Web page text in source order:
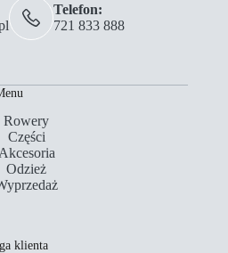
Telefon:
721 833 888
Rowery
Części
Akcesoria
Odzież
klienta